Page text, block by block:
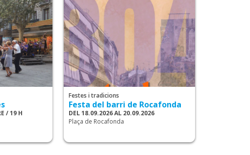
/ 19 H
Festes i tradicions
Festa del barri de Rocafonda
DEL 18.09.2026 AL 20.09.2026
Plaça de Rocafonda